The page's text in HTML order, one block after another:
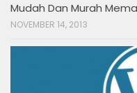
Mudah Dan Murah
NOVEMBER 14, 2013